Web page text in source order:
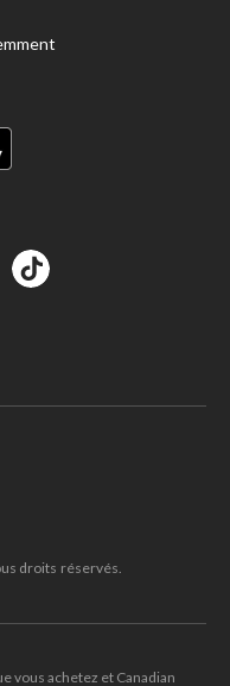
droits réservés.
vous achetez et Canadian